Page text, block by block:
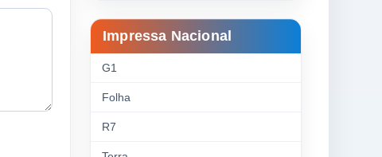
Impressa Nacional
G1
Folha
R7